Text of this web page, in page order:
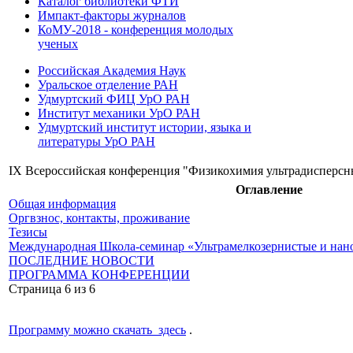
Импакт-факторы журналов
КоМУ-2018 - конференция молодых
ученых
Российская Академия Наук
Уральское отделение РАН
Удмуртский ФИЦ УрО РАН
Институт механики УрО РАН
Удмуртский институт истории, языка и
литературы УрО РАН
IX Всероссийская конференция "Физикохимия
Оглавление
Общая информация
Оргвзнос, контакты, проживание
Тезисы
Международная Школа-семинар «Ультрамелкозернистые и
ПОСЛЕДНИЕ НОВОСТИ
ПРОГРАММА КОНФЕРЕНЦИИ
Страница 6 из 6
Программу можно скачать здесь .